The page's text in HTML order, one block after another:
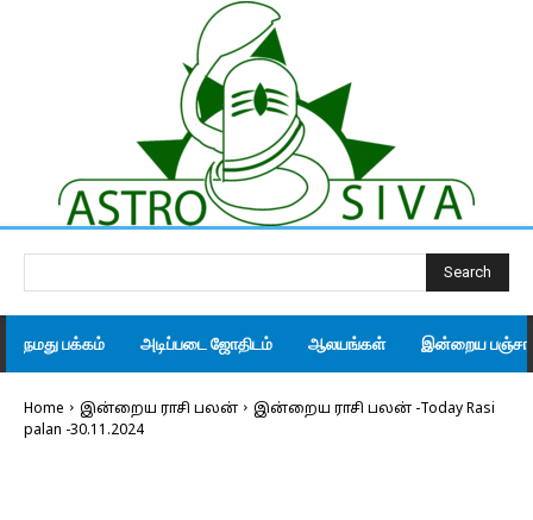
Search
நமது பக்கம் அடிப்படை ஜோதிடம் ஆலயங்கள் இன்றைய
Home இன்றைய ராசி பலன்
இன்றைய ராசி பலன் -Today Rasi
palan -30.11.2024